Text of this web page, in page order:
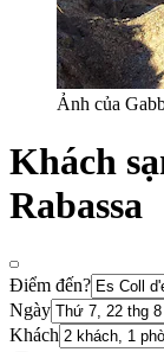
Ảnh của
Khách
Rabassa
Điểm đến?
Ngày
Khách